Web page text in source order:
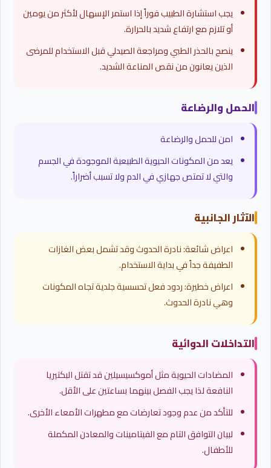
يجب استشارة الطبيب فوراً إذا استمر الإسهال لأكثر من يومين
أو تلازم مع ارتفاع شديد بالحرارة.
ينصح بالحذر الطبي ومراجعة الصيدلي قبل الاستخدام للمرضى
الذين يعانون من نقص المناعة الشديد.
الحمل والرضاعة
امن للحمل والرضاعة
يعد من المكونات الحيوية الطبيعية الموجودة في الجسم
والتي لا تمتص جهازي في الدم ولا تسبب أضراراً.
الآثار الجانبية
اعراض شائعة: نادرة الحدوث وقد تشمل بعض الغازات
الطفيفة جداً في بداية الاستخدام.
اعراض خطيرة: ردود فعل تحسسية جلدية تجاه المكونات
وهي نادرة الحدوث.
التداخلات الدوائية
المضادات الحيوية مثل أموكسيسيلين قد تقتل البكتيريا
النافعة لذا يجب الفصل بينهما بساعتين على الأقل.
للتأكد من عدم وجود تعارضات مع مطهرات الأمعاء الأخرى.
لبيان التوافق التام مع الفيتامينات والمعادن المكملة
للأطفال.